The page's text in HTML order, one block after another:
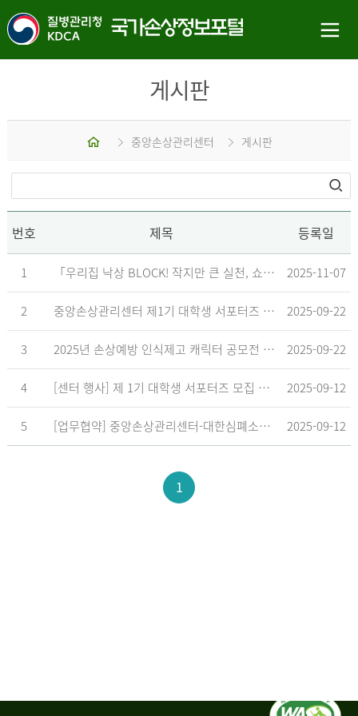
게시판
중앙손상관리센터 게시판
번호 제목 등록일
1 「우리집 낙상 BLOCK! 작지만 큰 실천, 쇼츠 챌린지」 수상작 발표 2025-11-07
2 중앙손상관리센터 제1기 대학생 서포터즈 합격자 발표 2025-09-22
3 2025년 손상예방 인식제고 캐릭터 공모전 결과발표 지연 안내 2025-09-22
4 [센터 행사] 제 1기 대학생 서포터즈 모집 공고 2025-09-12
5 [업무협약] 중앙손상관리센터-대한심폐소생협회, 학교현장 CPR 교육 확대 위한 업무협약 체결 2025-09-12
1